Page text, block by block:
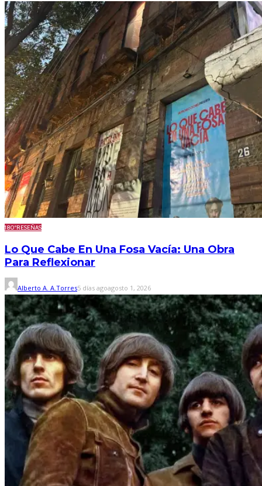
180ºRESEÑAS
Lo Que Cabe En Una Fosa Vacía: Una Obra
Para Reflexionar
Alberto A. A.Torres5 días agoagosto 1, 2026